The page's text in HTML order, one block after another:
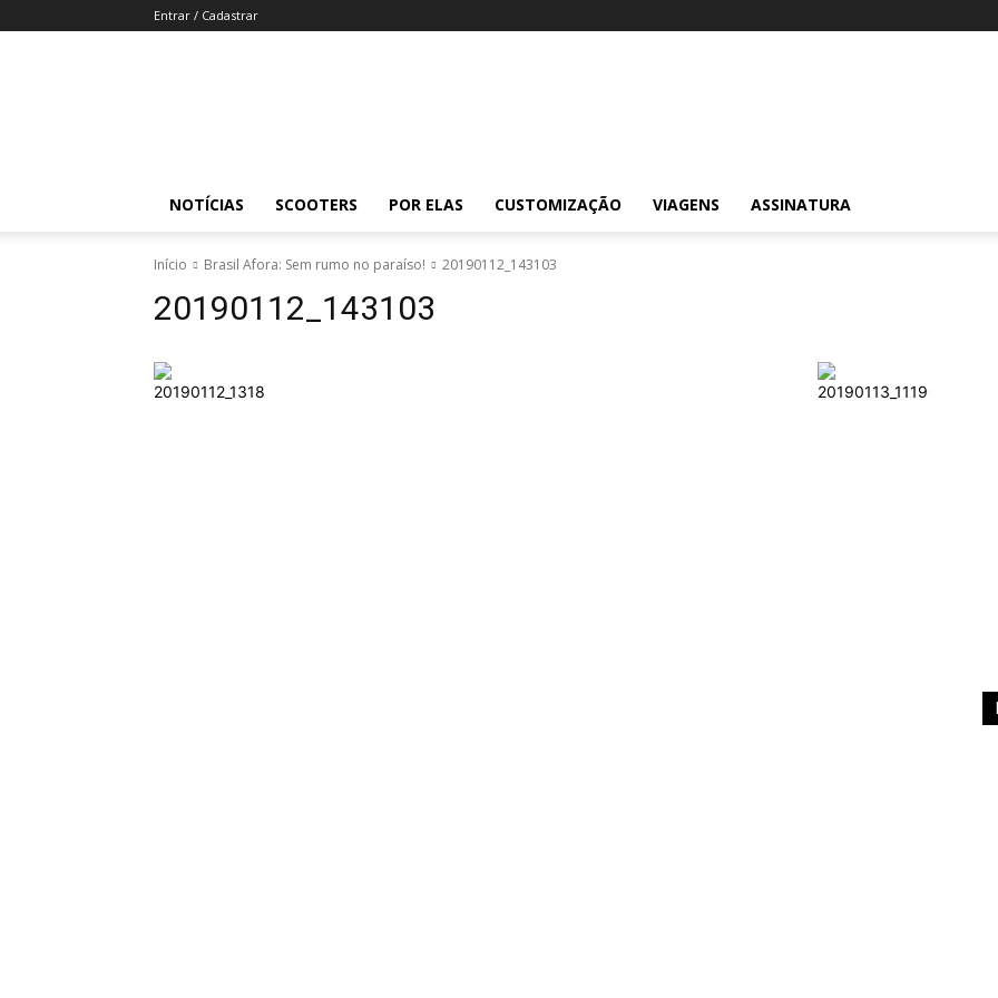
Entrar / Cadastrar
NOTÍCIAS SCOOTERS POR ELAS CUSTOMIZAÇÃO VIAGENS ASSINATURA
Início Brasil Afora: Sem rumo no paraíso! 20190112_143103
20190112_143103